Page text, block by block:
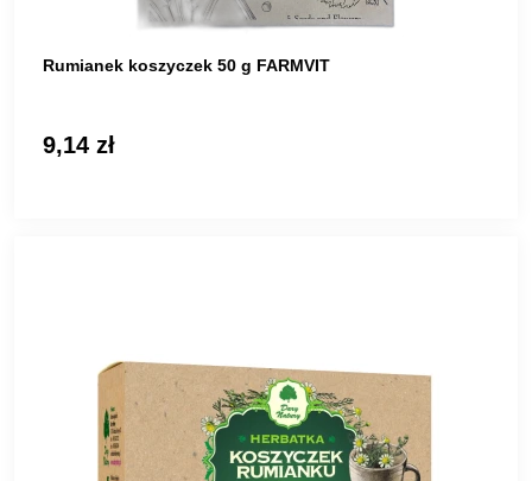
Rumianek koszyczek 50 g FARMVIT
9,14 zł